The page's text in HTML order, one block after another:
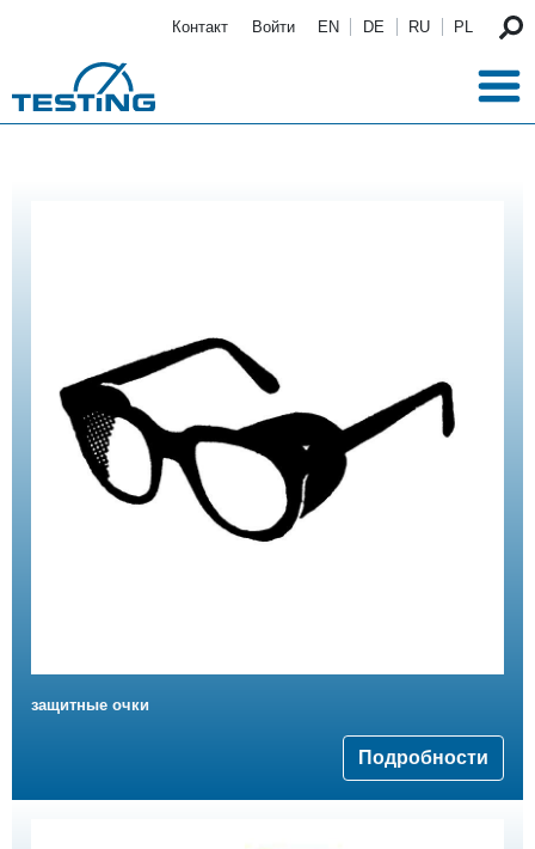
Контакт Войти EN DE RU PL
защитные очки
Подробности